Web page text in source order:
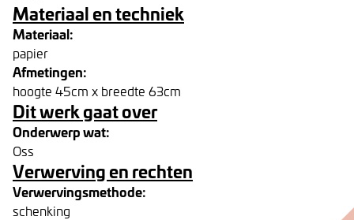
Materiaal en techniek
Materiaal:
papier
Afmetingen:
hoogte 45cm x breedte 63cm
Dit werk gaat over
Onderwerp wat:
Oss
Verwerving en rechten
Verwervingsmethode:
schenking